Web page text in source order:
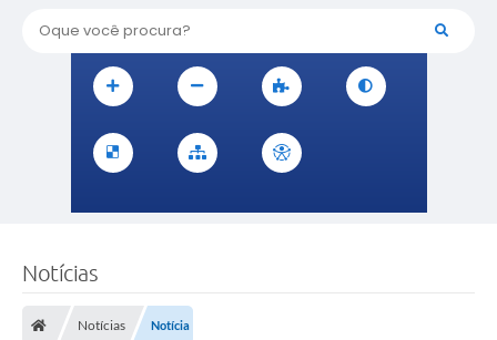
Oque você procura?
Notícias
Notícias Notícia